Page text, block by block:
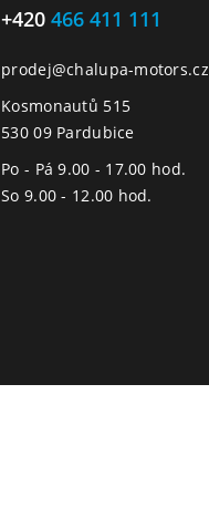
+420 466 411 111
prodej@chalupa-motors.cz
Kosmonautů 515
530 09 Pardubice
Po - Pá 9.00 - 17.00 hod.
So 9.00 - 12.00 hod.